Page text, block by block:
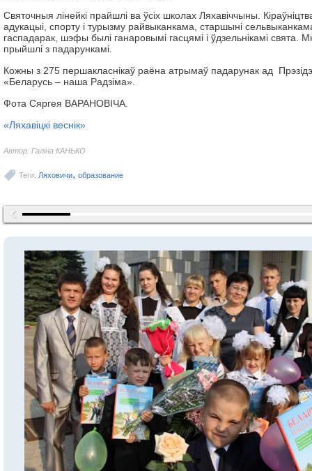
Святочныя лінейкі прайшлі ва ўсіх школах Ляхавіччыны.
адукацыі, спорту і турызму райвыканкама, старшыні
гаспадарак, шэфы былі ганаровымі гасцямі і ўдзельнікамі свята.
прыйшлі з падарункамі.
Кожны з 275 першакласнікаў раёна атрымаў падарунак ад
«Беларусь – наша Радзіма».
Фота Сяргея ВАРАНОВІЧА.
«Ляхавіцкі веснік»
Автор: Галіна КАНЬКО
Теги: Ляховичи, образование